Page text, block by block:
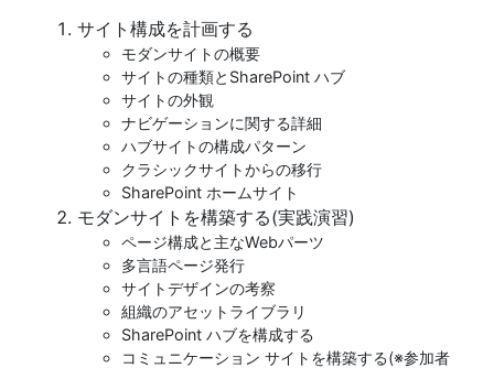
サイト構成を計画する
モダンサイトの概要
サイトの種類とSharePoint ハブ
サイトの外観
ナビゲーションに関する詳細
ハブサイトの構成パターン
クラシックサイトからの移行
SharePoint ホームサイト
モダンサイトを構築する(実践演習)
ページ構成と主なWebパーツ
多言語ページ発行
サイトデザインの考察
組織のアセットライブラリ
SharePoint ハブを構成する
コミュニケーション サイトを構築する(※参加者